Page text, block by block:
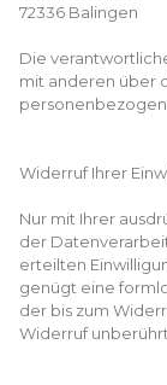
72336 Balingen
Die
mit anderen über
Widerruf Ihrer
Nur mit Ihrer
der
erteilten
genügt eine
der bis zum
Widerruf unberührt.